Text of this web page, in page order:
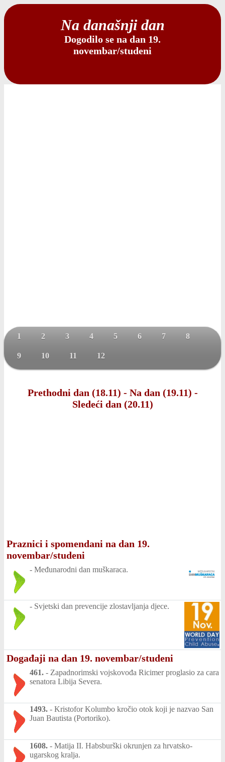
Na današnji dan
Dogodilo se na dan 19.
novembar/studeni
1 2 3 4 5 6 7 8
9 10 11 12
Prethodni dan (18.11) - Na dan (19.11) -
Sledeći dan (20.11)
Praznici i spomendani na dan 19.
novembar/studeni
- Međunarodni dan muškaraca.
- Svjetski dan prevencije zlostavljanja djece.
Događaji na dan 19. novembar/studeni
461. - Zapadnorimski vojskovođa Ricimer proglasio za cara
senatora Libija Severa.
1493. - Kristofor Kolumbo kročio otok koji je nazvao San
Juan Bautista (Portoriko).
1608. - Matija II. Habsburški okrunjen za hrvatsko-
ugarskog kralja.